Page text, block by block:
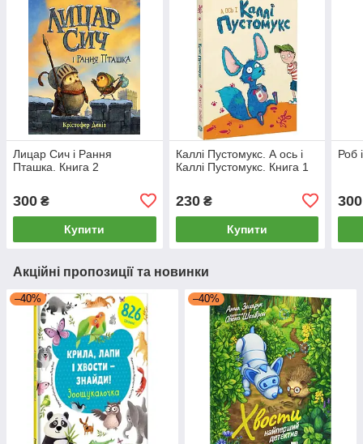
Лицар Сич і Рання
Пташка. Книга 2
300 ₴
Купити
Каллі Пустомукс. А ось і
Каллі Пустомукс. Книга 1
230₴
Купити
Роб
300
Акційні пропозиції та новинки
–40% –40%